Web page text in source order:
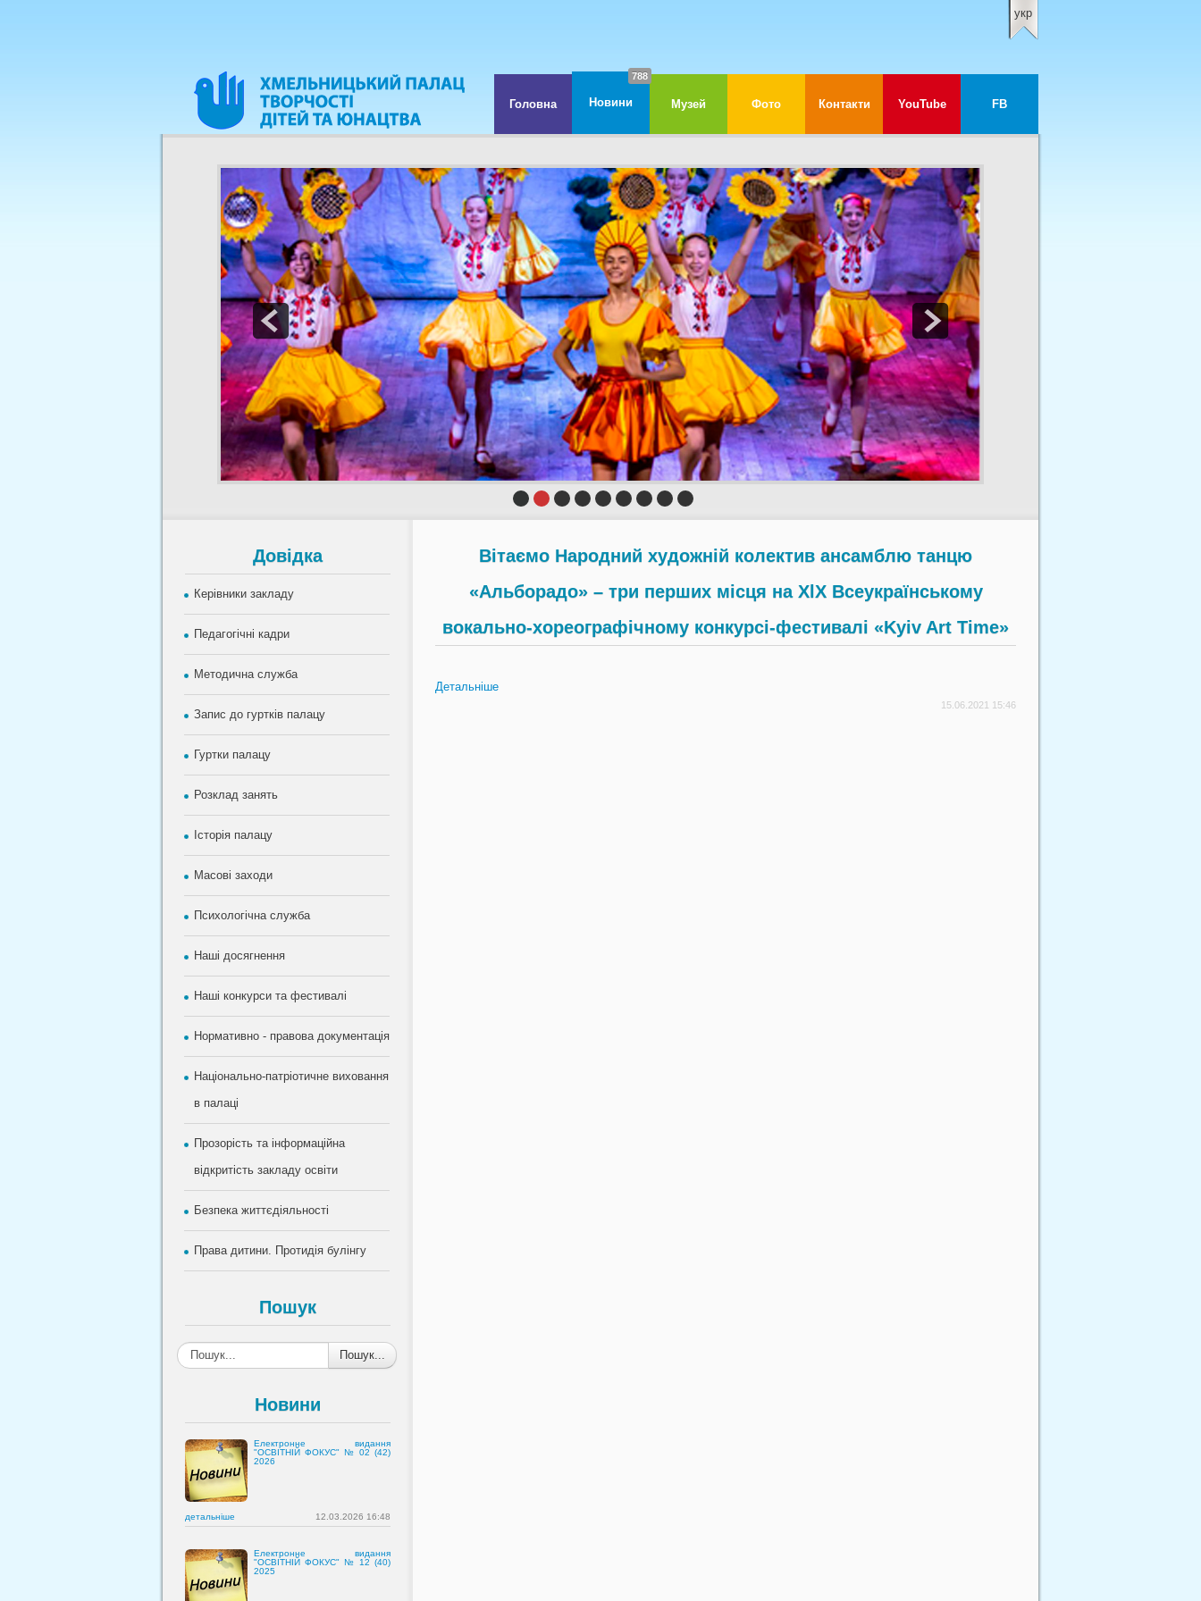
укр
Головна
788
Новини Музей Фото Контакти YouTube FB
Довiдка
Керівники закладу
Педагогічні кадри
Методична служба
Запис до гуртків палацу
Гуртки палацу
Розклад занять
Історія палацу
Масові заходи
Психологічна служба
Наші досягнення
Наші конкурси та фестивалі
Нормативно - правова документація
Національно-патріотичне виховання
в палаці
Прозорість та інформаційна
відкритість закладу освіти
Безпека життєдіяльності
Права дитини. Протидія булінгу
Пошук
Пошук...
Новини
Електронне видання
"ОСВІТНІЙ ФОКУС" № 02 (42)
2026
детальнiше 12.03.2026 16:48
Електронне видання
"ОСВІТНІЙ ФОКУС" № 12 (40)
2025
Вітаємо Народний художній колектив ансамблю танцю
«Альборадо» – три перших місця на ХlX Всеукраїнському
вокально-хореографічному конкурсі-фестивалі «Kyiv Art Time»
Детальніше
15.06.2021 15:46